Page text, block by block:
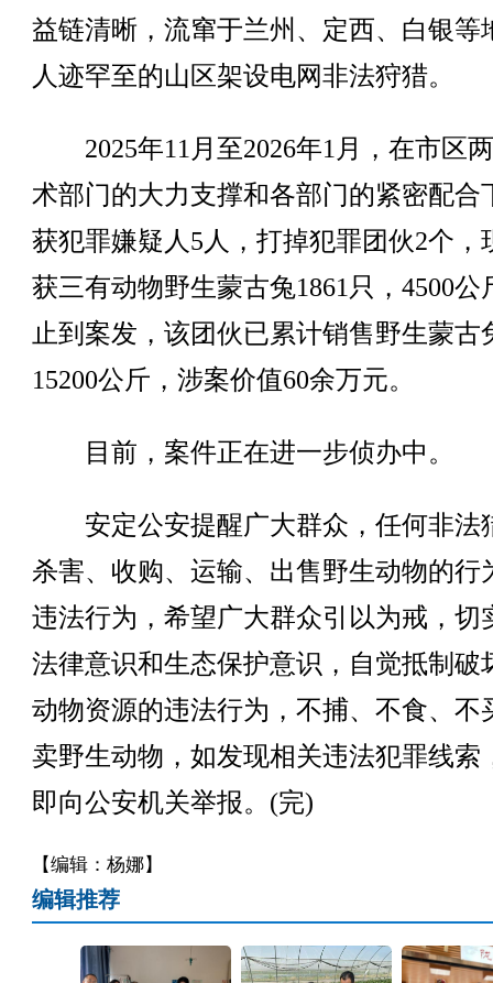
益链清晰，流窜于兰州、定西、白银等
人迹罕至的山区架设电网非法狩猎。
2025年11月至2026年1月，在市区
术部门的大力支撑和各部门的紧密配合
获犯罪嫌疑人5人，打掉犯罪团伙2个，
获三有动物野生蒙古兔1861只，4500公
止到案发，该团伙已累计销售野生蒙古
15200公斤，涉案价值60余万元。
目前，案件正在进一步侦办中。
安定公安提醒广大群众，任何非法
杀害、收购、运输、出售野生动物的行
违法行为，希望广大群众引以为戒，切
法律意识和生态保护意识，自觉抵制破
动物资源的违法行为，不捕、不食、不
卖野生动物，如发现相关违法犯罪线索
即向公安机关举报。(完)
【编辑：杨娜】
编辑推荐